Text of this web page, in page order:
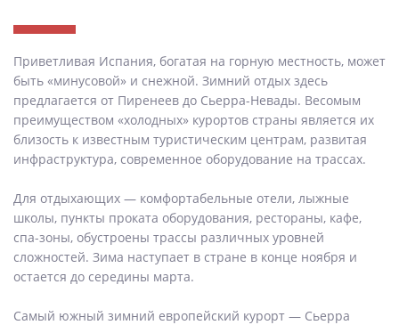
Приветливая Испания, богатая на горную местность, может
быть «минусовой» и снежной. Зимний отдых здесь
предлагается от Пиренеев до Сьерра-Невады. Весомым
преимуществом «холодных» курортов страны является их
близость к известным туристическим центрам, развитая
инфраструктура, современное оборудование на трассах.
Для отдыхающих — комфортабельные отели, лыжные
школы, пункты проката оборудования, рестораны, кафе,
спа-зоны, обустроены трассы различных уровней
сложностей. Зима наступает в стране в конце ноября и
остается до середины марта.
Самый южный зимний европейский курорт — Сьерра